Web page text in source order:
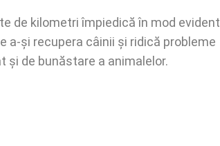
de kilometri împiedică în mod evident
a-și recupera câinii și ridică probleme
și de bunăstare a animalelor.